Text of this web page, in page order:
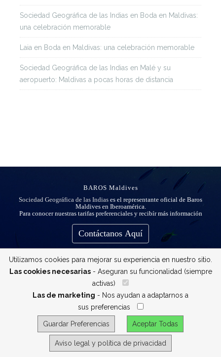
Sociedad Geográfica de las Indias en Boda en Maldivas:
una celebración memorable
Laia en Boda en Maldivas: una celebración memorable
Sociedad Geográfica de las Indias en Malé y su
aeropuerto: Maldivas a pocas horas de distancia
BAROS Maldives
Sociedad Geográfica de las Indias es el representante oficial de Baros
Maldives en Iberoamérica.
Para conocer nuestras tarifas preferenciales y recibír más información
Contáctanos Aquí
Utilizamos cookies para mejorar su experiencia en nuestro sitio.
Las cookies necesarias- Aseguran su funcionalidad (siempre
activas)
Las de marketing - Nos ayudan a adaptarnos a
sus preferencias
Guardar Preferencias Aceptar Todas
Aviso legal y política de privacidad